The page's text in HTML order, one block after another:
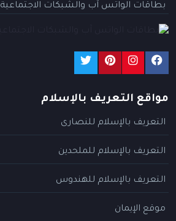
بطاقات الواتس آب والشبكات الاجتماعية
مواقع التعريف بالإسلام
التعريف بالإسلام للنصارى
التعريف بالإسلام للملحدين
التعريف بالإسلام للهندوس
موقع الإيمان